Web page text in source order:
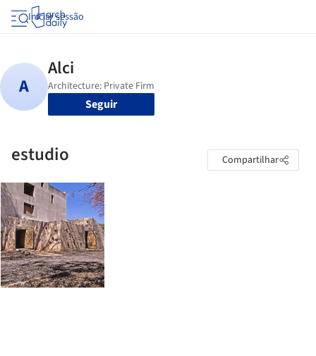
Iniciar sessão
Seguir
estudio Compartilhar